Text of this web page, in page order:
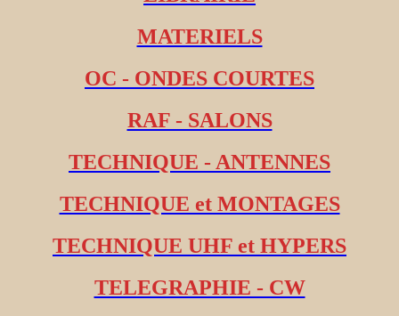
MATERIELS
OC - ONDES COURTES
RAF - SALONS
TECHNIQUE - ANTENNES
TECHNIQUE et MONTAGES
TECHNIQUE UHF et HYPERS
TELEGRAPHIE - CW